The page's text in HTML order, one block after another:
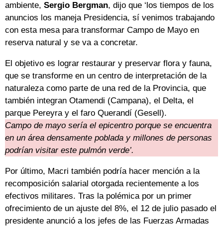
ambiente, Sergio Bergman, dijo que ‘los tiempos de los
anuncios los maneja Presidencia, sí venimos trabajando
con esta mesa para transformar Campo de Mayo en
reserva natural y se va a concretar.
El objetivo es lograr restaurar y preservar flora y fauna,
que se transforme en un centro de interpretación de la
naturaleza como parte de una red de la Provincia, que
también integran Otamendi (Campana), el Delta, el
parque Pereyra y el faro Querandí (Gesell).
Campo de mayo sería el epicentro porque se encuentra
en un área densamente poblada y millones de personas
podrían visitar este pulmón verde’.
Por último, Macri también podría hacer mención a la
recomposición salarial otorgada recientemente a los
efectivos militares. Tras la polémica por un primer
ofrecimiento de un ajuste del 8%, el 12 de julio pasado el
presidente anunció a los jefes de las Fuerzas Armadas